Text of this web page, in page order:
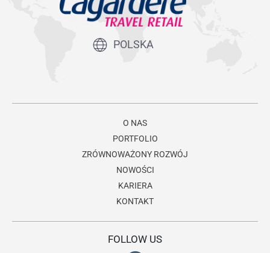
POLSKA
O NAS
PORTFOLIO
ZRÓWNOWAŻONY ROZWÓJ
NOWOŚCI
KARIERA
KONTAKT
FOLLOW US